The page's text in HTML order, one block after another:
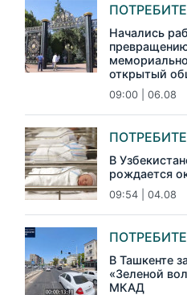
Начались
открытый
09:00 | 06.08
В
рождается
09:54 | 04.08
В Ташкенте
«Зеленой
МКАД